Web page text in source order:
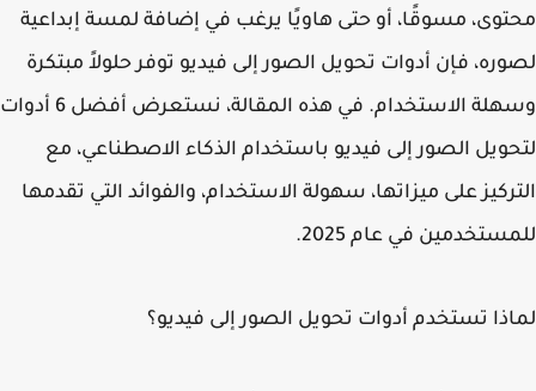
مسوقًا، أو حتى هاويًا يرغب في إضافة لمسة إبداعية
فإن أدوات تحويل الصور إلى فيديو توفر حلولاً مبتكرة
وسهلة الاستخدام. في هذه المقالة، نستعرض أفضل 6 أدوات
الصور إلى فيديو باستخدام الذكاء الاصطناعي، مع
على ميزاتها، سهولة الاستخدام، والفوائد التي تقدمها
في عام 2025.
تستخدم أدوات تحويل الصور إلى فيديو؟